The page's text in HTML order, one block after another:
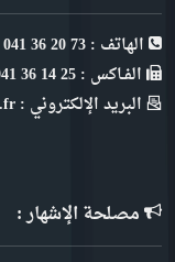
الهاتف : 73 20 36 041
الفـاكس : 25 14 36 041
البريد الإلكتروني : djoumhouria@yahoo.fr
مصلحة الإشهار :